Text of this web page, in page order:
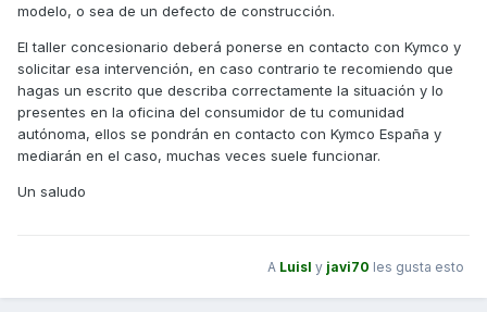
modelo, o sea de un defecto de construcción.
El taller concesionario deberá ponerse en contacto con Kymco y
solicitar esa intervención, en caso contrario te recomiendo que
hagas un escrito que describa correctamente la situación y lo
presentes en la oficina del consumidor de tu comunidad
autónoma, ellos se pondrán en contacto con Kymco España y
mediarán en el caso, muchas veces suele funcionar.
Un saludo
A Luisl y javi70 les gusta esto